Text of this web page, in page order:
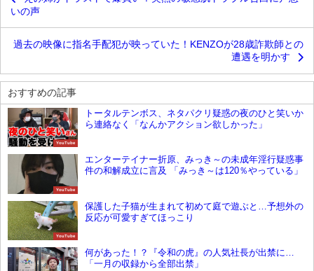
いの声
過去の映像に指名手配犯が映っていた！KENZOが28歳詐欺師との
遭遇を明かす
おすすめの記事
YouTube
トータルテンボス、ネタパクリ疑惑の夜のひと笑いか
ら連絡なく「なんかアクション欲しかった」
YouTube
エンターテイナー折原、みっき～の未成年淫行疑惑事
件の和解成立に言及 「みっき～は120％やっている」
YouTube
保護した子猫が生まれて初めて庭で遊ぶと…予想外の
反応が可愛すぎてほっこり
何があった！？『令和の虎』の人気社長が出禁に…
「一月の収録から全部出禁」